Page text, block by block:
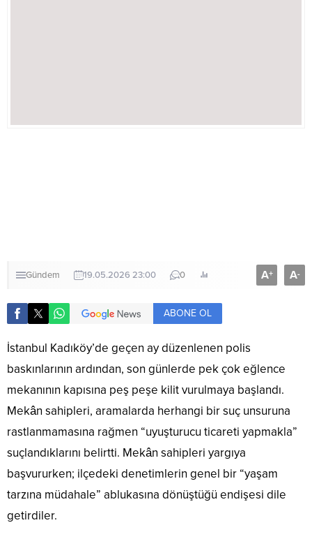
Gündem 19.05.2026 23:00 0 A+ A-
ABONE OL
İstanbul Kadıköy’de geçen ay düzenlenen polis
baskınlarının ardından, son günlerde pek çok eğlence
mekanının kapısına peş peşe kilit vurulmaya başlandı.
Mekân sahipleri, aramalarda herhangi bir suç unsuruna
rastlanmamasına rağmen “uyuşturucu ticareti yapmakla”
suçlandıklarını belirtti. Mekân sahipleri yargıya
başvururken; ilçedeki denetimlerin genel bir “yaşam
tarzına müdahale” ablukasına dönüştüğü endişesi dile
getirdiler.